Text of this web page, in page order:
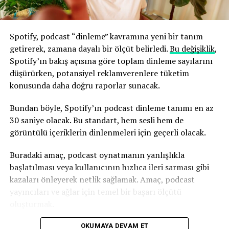
“Şimdi anlıyorum ki, bu etkinlikte birçok pazarlama
müdürü, marka müdürü ve medya müdürü bir araya
geliyor, anlaşmalar burada yapılıyor. 2027 bütçeleri
burada kesinleşiyor ve kampanyalar burada planlanıyor.
Dolayısıyla burası gerçekten bağlantı kurabileceğiniz ve
insanlarla tanışabileceğiniz bir yer.”
Cannes UTA ​​etkinliğinden sonra oteline döndüğü gece
gibi.
CMO olarak görev yapmış ve iş ilişkilerim olan
SharkNinja’nın marka ve deneyimden sorumlu başkanı
Michelle [Crossan-Matos] ile karşılaştım. Sonra
asansörde Adobe’nin CMO’suyla karşılaştım; üç yıl önce
için beni işe almışlardı. Bu kadar üst düzey insanın
Spotify, podcast “dinleme” kavramına yeni bir tanım
getirerek, zamana dayalı bir ölçüt belirledi.Bu değişiklik,
Spotify’ın bakış açısına göre toplam dinleme sayılarını
düşürürken, potansiyel reklamverenlere tüketim
konusunda daha doğru raporlar sunacak.
Bundan böyle, Spotify’ın podcast dinleme tanımı en az
30 saniye olacak. Bu standart, hem sesli hem de
görüntülü içeriklerin dinlenmeleri için geçerli olacak.
Buradaki amaç, podcast oynatmanın yanlışlıkla
başlatılması veya kullanıcının hızlıca ileri sarması gibi
kazaları önleyerek netlik sağlamak. Amaç, podcast
yayıncıları ve ağlar için temel bir başarı ölçütü
Şimdi podcast yayıncıları için zorluk, dinleyicilerin
OKUMAYA DEVAM ET